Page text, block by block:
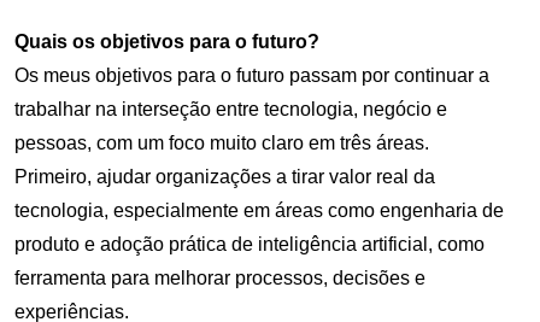
Quais os objetivos para o futuro?
Os meus objetivos para o futuro passam por continuar a
trabalhar na interseção entre tecnologia, negócio e
pessoas, com um foco muito claro em três áreas.
Primeiro, ajudar organizações a tirar valor real da
tecnologia, especialmente em áreas como engenharia de
produto e adoção prática de inteligência artificial, como
ferramenta para melhorar processos, decisões e
experiências.